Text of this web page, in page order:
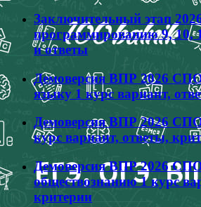
Заключительный этап
программированию 9, 10,
и ответы
Демоверсия ВПР 2026
языку 1 курс вариант,
Демоверсия ВПР 2026 СПО
курс вариант, ответы,
Демоверсия ВПР 2026
обществознанию 1 курс
критерии